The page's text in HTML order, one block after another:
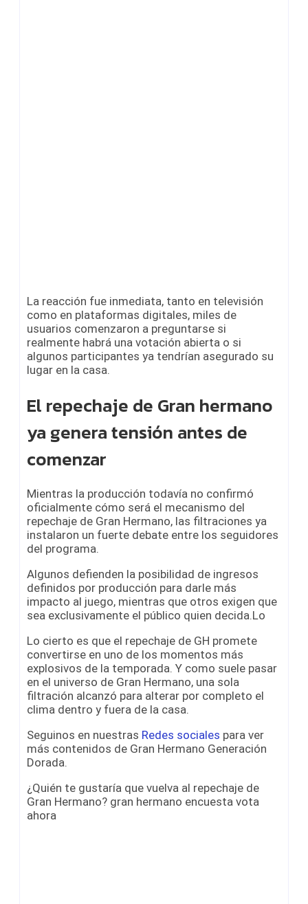
La reacción fue inmediata, tanto en televisión
como en plataformas digitales, miles de
usuarios comenzaron a preguntarse si
realmente habrá una votación abierta o si
algunos participantes ya tendrían asegurado su
lugar en la casa.
El repechaje de Gran hermano
ya genera tensión antes de
comenzar
Mientras la producción todavía no confirmó
oficialmente cómo será el mecanismo del
repechaje de Gran Hermano, las filtraciones ya
instalaron un fuerte debate entre los seguidores
del programa.
Algunos defienden la posibilidad de ingresos
definidos por producción para darle más
impacto al juego, mientras que otros exigen que
sea exclusivamente el público quien decida.Lo
Lo cierto es que el repechaje de GH promete
convertirse en uno de los momentos más
explosivos de la temporada. Y como suele pasar
en el universo de Gran Hermano, una sola
filtración alcanzó para alterar por completo el
clima dentro y fuera de la casa.
Seguinos en nuestras Redes sociales para ver
más contenidos de Gran Hermano Generación
Dorada.
¿Quién te gustaría que vuelva al repechaje de
Gran Hermano? gran hermano encuesta vota
ahora